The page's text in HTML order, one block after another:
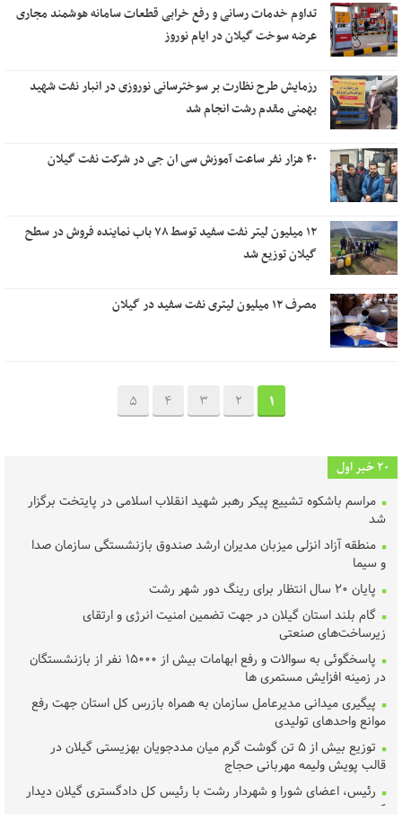
تداوم خدمات رسانی و رفع خرابی قطعات سامانه هوشمند مجاری
عرضه سوخت گیلان در ایام نوروز
رزمایش طرح نظارت بر سوخترسانی نوروزی در انبار نفت شهید
بهمنی مقدم رشت انجام شد
۴۰ هزار نفر ساعت آموزش سی ان جی در شرکت نفت گیلان
۱۲ میلیون لیتر نفت سفید توسط ۷۸ باب نماینده فروش در سطح
گیلان توزیع شد
مصرف ۱۲ میلیون لیتری نفت سفید در گیلان
1
2
3
4
5
20 خبر اول
مراسم باشکوه تشییع پیکر رهبر شهید انقلاب اسلامی در پایتخت برگزار
شد
منطقه آزاد انزلی میزبان مدیران ارشد صندوق بازنشستگی سازمان صدا
و سیما
پایان ۲۰ سال انتظار برای رینگ دور شهر رشت
گام بلند استان گیلان در جهت تضمین امنیت انرژی و ارتقای
زیرساخت‌های صنعتی
پاسخگوئی به سوالات و رفع ابهامات بیش از ۱۵۰۰۰ نفر از بازنشستگان
در زمینه افزایش مستمری ها
پیگیری میدانی مدیرعامل سازمان به همراه بازرس کل استان جهت رفع
موانع واحدهای تولیدی
توزیع بیش از ۵ تن گوشت گرم میان مددجویان بهزیستی گیلان در
قالب پویش ولیمه مهربانی حجاج
رئیس، اعضای شورا و شهردار رشت با رئیس‌ کل دادگستری گیلان دیدار
کردند ‌